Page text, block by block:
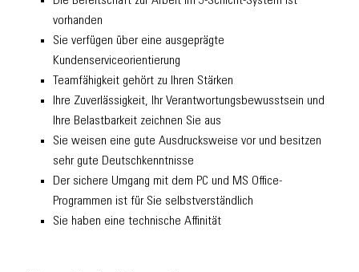
vorhanden
Sie verfügen über eine ausgeprägte
Kundenserviceorientierung
Teamfähigkeit gehört zu Ihren Stärken
Ihre Zuverlässigkeit, Ihr Verantwortungsbewusstsein und
Ihre Belastbarkeit zeichnen Sie aus
Sie weisen eine gute Ausdrucksweise vor und besitzen
sehr gute Deutschkenntnisse
Der sichere Umgang mit dem PC und MS Office-
Programmen ist für Sie selbstverständlich
Sie haben eine technische Affinität